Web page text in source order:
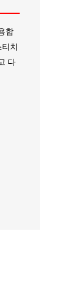
합
치
다